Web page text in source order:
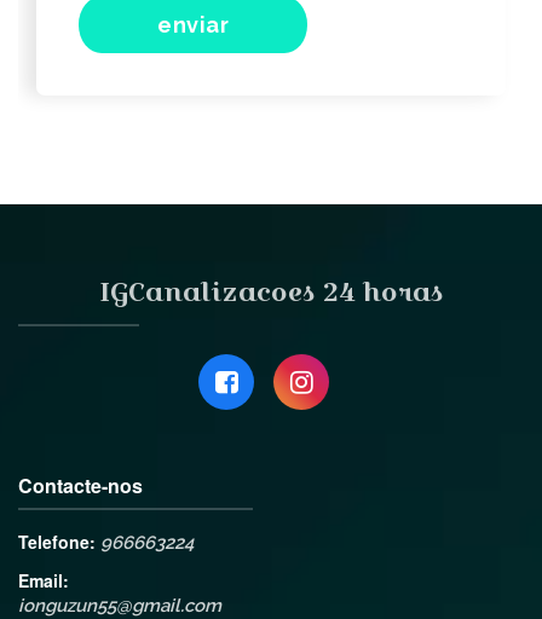
IGCanalizacoes 24 horas
Contacte-nos
Telefone: 966663224
Email:
ionguzun55@gmail.com